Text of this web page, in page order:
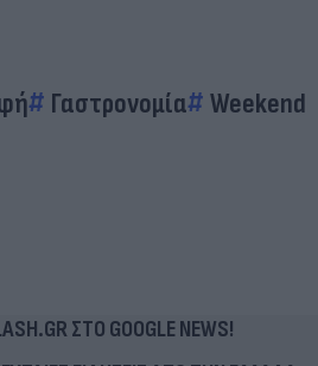
Γαστρονομία Weekend
ΣΤΟ GOOGLE NEWS!